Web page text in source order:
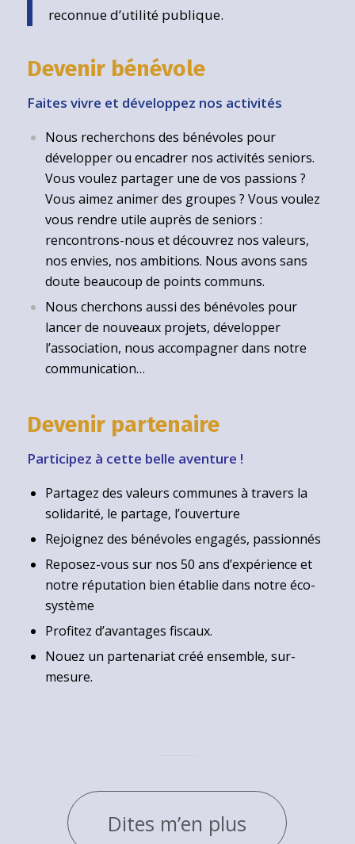
reconnue d’utilité publique.
Devenir bénévole
Faites vivre et développez nos activités
Nous recherchons des bénévoles pour
développer ou encadrer nos activités seniors.
Vous voulez partager une de vos passions ?
Vous aimez animer des groupes ? Vous voulez
vous rendre utile auprès de seniors :
rencontrons-nous et découvrez nos valeurs,
nos envies, nos ambitions. Nous avons sans
doute beaucoup de points communs.
Nous cherchons aussi des bénévoles pour
lancer de nouveaux projets, développer
l’association, nous accompagner dans notre
communication…
Devenir partenaire
Participez à cette belle aventure !
Partagez des valeurs communes à travers la
solidarité, le partage, l’ouverture
Rejoignez des bénévoles engagés, passionnés
Reposez-vous sur nos 50 ans d’expérience et
notre réputation bien établie dans notre éco-
système
Profitez d’avantages fiscaux.
Nouez un partenariat créé ensemble, sur-
mesure.
Dites m’en plus